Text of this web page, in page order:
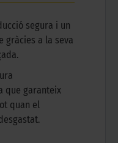
segura i un
gràcies a la seva
que garanteix
quan el